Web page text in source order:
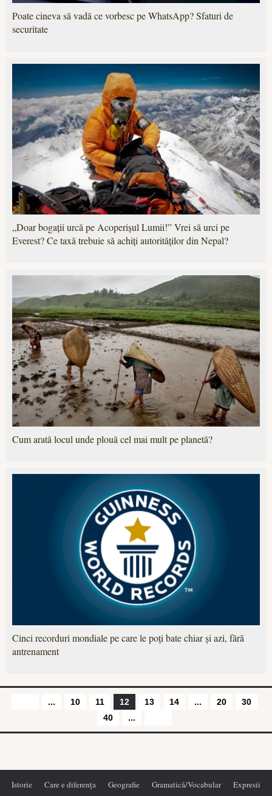
Poate cineva să vadă ce vorbesc pe WhatsApp? Sfaturi de
securitate
„Doar bogații urcă pe Acoperișul Lumii!” Vrei să urci pe
Everest? Ce taxă trebuie să achiți autorităților din Nepal?
Cum arată locul unde plouă cel mai mult pe planetă?
Cinci recorduri mondiale pe care le poți bate chiar și azi, fără
antrenament
... 10 11 12 13 14 ... 20
30
40
...
Istorie Care e diferența Geografie Gramatică/Vocabular Expresii